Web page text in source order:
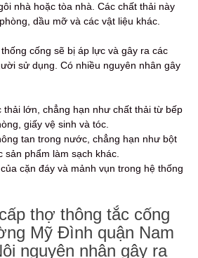
nhà hoặc tòa nhà. Các chất thải này
dầu mỡ và các vật liệu khác.
cống sẽ bị áp lực và gây ra các
sử dụng. Có nhiều nguyên nhân gây
thải lớn, chẳng hạn như chất thải từ bếp
giấy vệ sinh và tóc.
tan trong nước, chẳng hạn như bột
sản phẩm làm sạch khác.
cặn đáy và mảnh vụn trong hệ thống
thợ thông tắc cống
Mỹ Đình quận Nam
nguyên nhân gây ra